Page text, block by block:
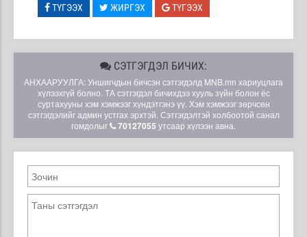
ТҮГЭЭХ ЖИРГЭХ ТҮГЭЭХ
СЭТГЭГДЭЛ БИЧИХ:
АНХААРУУЛГА: Уншигчдын бичсэн сэтгэгдэлд MNB.mn хариуцлага
хүлээхгүй болно. ТА сэтгэгдэл бичихдээ хууль зүйн болон ёс
суртахууны хэм хэмжээг хүндэтгэнэ үү. Хэм хэмжээг зөрчсөн
сэтгэгдэлийг админ устгах эрхтэй. Сэтгэгдэлтэй холбоотой санал
гомдолыг
70127055 утсаар хүлээн авна.